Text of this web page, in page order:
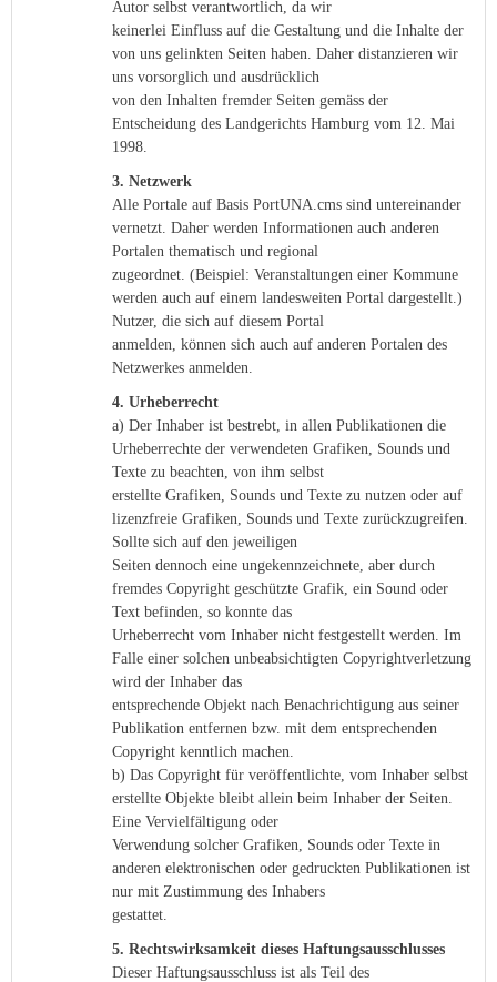
Autor selbst verantwortlich, da wir
keinerlei Einfluss auf die Gestaltung und die Inhalte der
von uns gelinkten Seiten haben. Daher distanzieren wir
uns vorsorglich und ausdrücklich
von den Inhalten fremder Seiten gemäss der
Entscheidung des Landgerichts Hamburg vom 12. Mai
1998.
3. Netzwerk
Alle Portale auf Basis PortUNA.cms sind untereinander
vernetzt. Daher werden Informationen auch anderen
Portalen thematisch und regional
zugeordnet. (Beispiel: Veranstaltungen einer Kommune
werden auch auf einem landesweiten Portal dargestellt.)
Nutzer, die sich auf diesem Portal
anmelden, können sich auch auf anderen Portalen des
Netzwerkes anmelden.
4. Urheberrecht
a) Der Inhaber ist bestrebt, in allen Publikationen die
Urheberrechte der verwendeten Grafiken, Sounds und
Texte zu beachten, von ihm selbst
erstellte Grafiken, Sounds und Texte zu nutzen oder auf
lizenzfreie Grafiken, Sounds und Texte zurückzugreifen.
Sollte sich auf den jeweiligen
Seiten dennoch eine ungekennzeichnete, aber durch
fremdes Copyright geschützte Grafik, ein Sound oder
Text befinden, so konnte das
Urheberrecht vom Inhaber nicht festgestellt werden. Im
Falle einer solchen unbeabsichtigten Copyrightverletzung
wird der Inhaber das
entsprechende Objekt nach Benachrichtigung aus seiner
Publikation entfernen bzw. mit dem entsprechenden
Copyright kenntlich machen.
b) Das Copyright für veröffentlichte, vom Inhaber selbst
erstellte Objekte bleibt allein beim Inhaber der Seiten.
Eine Vervielfältigung oder
Verwendung solcher Grafiken, Sounds oder Texte in
anderen elektronischen oder gedruckten Publikationen ist
nur mit Zustimmung des Inhabers
gestattet.
5. Rechtswirksamkeit dieses Haftungsausschlusses
Dieser Haftungsausschluss ist als Teil des